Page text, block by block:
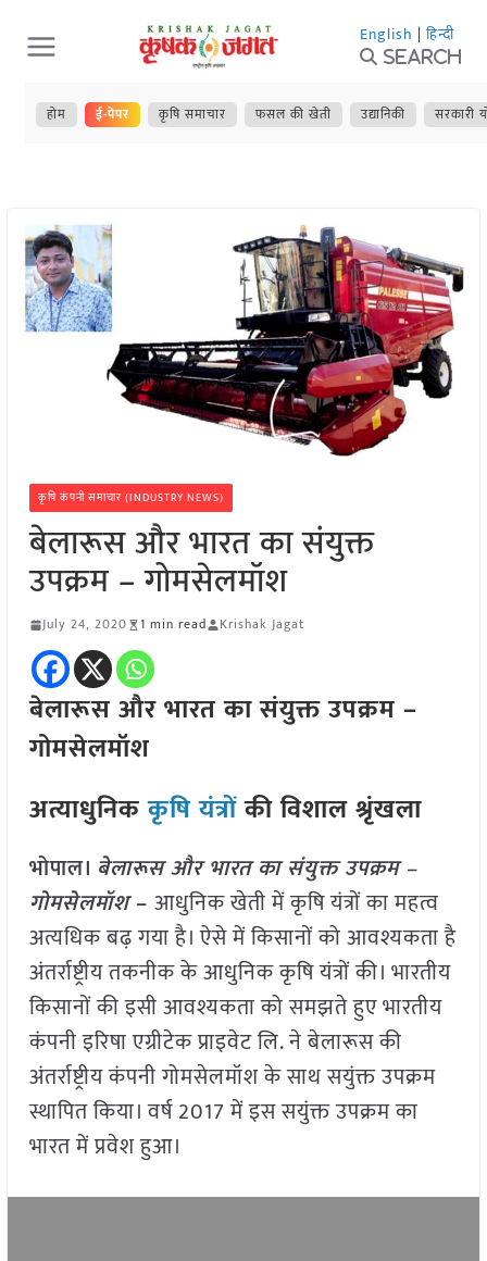
Skip
to
content
English | हिन्दी
Search
होम ई-पेपर कृषि समाचार फसल की खेती उद्यानिकी सरकारी
कृषि कंपनी समाचार (INDUSTRY NEWS)
बेलारूस और भारत का संयुक्त
उपक्रम – गोमसेलमॉश
July 24, 2020 1 min read Krishak Jagat
बेलारूस और भारत का संयुक्त उपक्रम –
गोमसेलमॉश
अत्याधुनिककृषि यंत्रोंकी विशाल श्रृंखला
भोपाल। बेलारूस और भारत का संयुक्त उपक्रम –
गोमसेलमॉश– आधुनिक खेती में कृषि यंत्रों का महत्व
अत्यधिक बढ़ गया है। ऐसे में किसानों को आवश्यकता है
अंतर्राष्ट्रीय तकनीक के आधुनिक कृषि यंत्रों की। भारतीय
किसानों की इसी आवश्यकता को समझते हुए भारतीय
कंपनी इरिषा एग्रीटेक प्राइवेट लि. ने बेलारूस की
अंतर्राष्ट्रीय कंपनी गोमसेलमॉश के साथ सयुंक्त उपक्रम
स्थापित किया। वर्ष 2017 में इस सयुंक्त उपक्रम का
भारत में प्रवेश हुआ।